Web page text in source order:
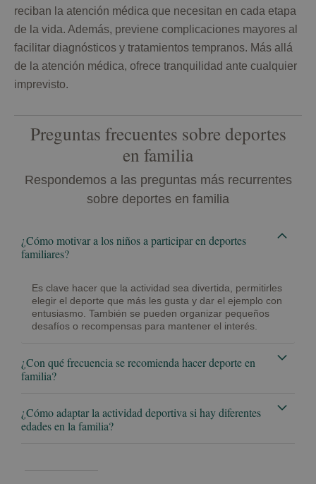
reciban la atención médica que necesitan en cada etapa
de la vida. Además, previene complicaciones mayores al
facilitar diagnósticos y tratamientos tempranos. Más allá
de la atención médica, ofrece tranquilidad ante cualquier
imprevisto.
Preguntas frecuentes sobre deportes
en familia
Respondemos a las preguntas más recurrentes
sobre deportes en familia
¿Cómo motivar a los niños a participar en deportes
familiares?
Es clave hacer que la actividad sea divertida, permitirles
elegir el deporte que más les gusta y dar el ejemplo con
entusiasmo. También se pueden organizar pequeños
desafíos o recompensas para mantener el interés.
¿Con qué frecuencia se recomienda hacer deporte en
familia?
¿Cómo adaptar la actividad deportiva si hay diferentes
edades en la familia?